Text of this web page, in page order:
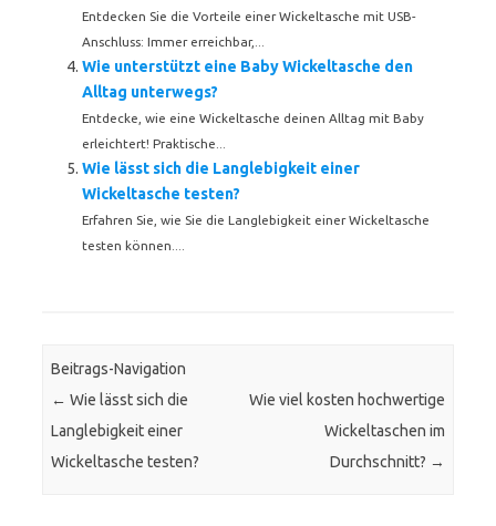
Entdecken Sie die Vorteile einer Wickeltasche mit USB-
Anschluss: Immer erreichbar,...
Wie unterstützt eine Baby Wickeltasche den
Alltag unterwegs?
Entdecke, wie eine Wickeltasche deinen Alltag mit Baby
erleichtert! Praktische...
Wie lässt sich die Langlebigkeit einer
Wickeltasche testen?
Erfahren Sie, wie Sie die Langlebigkeit einer Wickeltasche
testen können....
Beitrags-Navigation
← Wie lässt sich die
Langlebigkeit einer
Wickeltasche testen?
Wie viel kosten hochwertige
Wickeltaschen im
Durchschnitt? →